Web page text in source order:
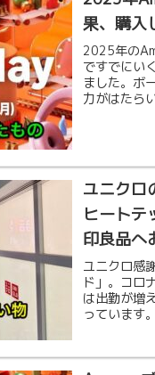
果、購入
2025年の
ですでにい
ました。ボ
力がはたら
ユニクロ
ヒートテ
印良品へ
ユニクロ感
ド」。コロ
は出勤が増
っています